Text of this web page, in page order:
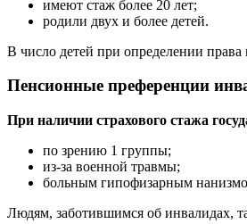
имеют стаж более 20 лет;
родили двух и более детей.
В число детей при определении
Пенсионные преференции
При наличии страхового стажа
по зрению 1 группы;
из-за военной травмы;
больным гипофизарным
Людям, заботившимся об инвалидах,